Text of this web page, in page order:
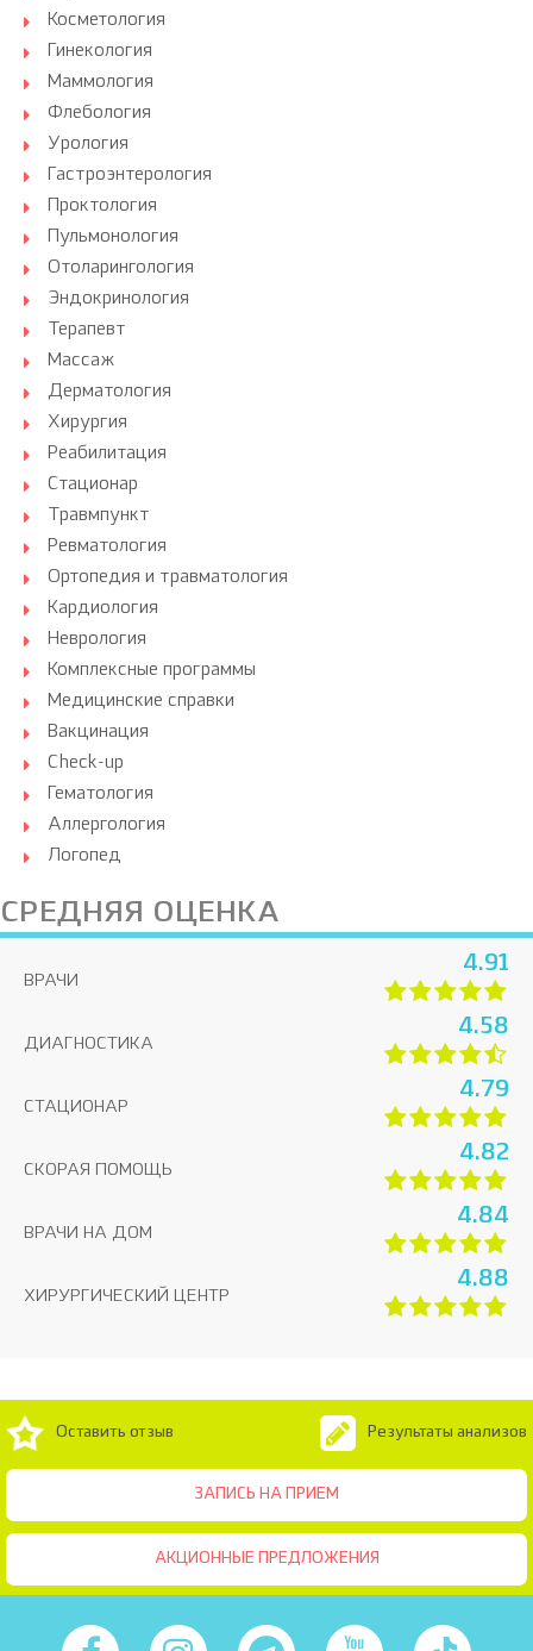
Косметология
Гинекология
Маммология
Флебология
Урология
Гастроэнтерология
Проктология
Пульмонология
Отоларингология
Эндокринология
Терапевт
Массаж
Дерматология
Хирургия
Реабилитация
Стационар
Травмпункт
Ревматология
Ортопедия и травматология
Кардиология
Неврология
Комплексные программы
Медицинские справки
Вакцинация
Check-up
Гематология
Аллергология
Логопед
СРЕДНЯЯ ОЦЕНКА
ВРАЧИ
4.91
ДИАГНОСТИКА
4.58
СТАЦИОНАР
4.79
СКОРАЯ ПОМОЩЬ
4.82
ВРАЧИ НА ДОМ
4.84
ХИРУРГИЧЕСКИЙ ЦЕНТР
4.88
ЗАПИСЬ НА ПРИЕМ
Оставить отзыв Результаты анализов
АКЦИОННЫЕ ПРЕДЛОЖЕНИЯ